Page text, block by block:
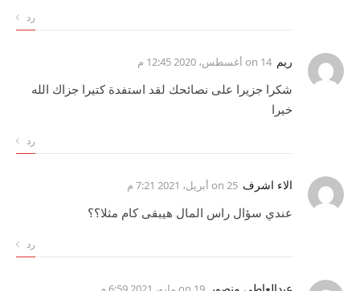
رد
ريم 14 أغسطس، 2020 12:45 م
شكرا جزيرا على نصائحك لقد استفدة كتيرا جزاك الله
خيرا
رد
الاء اشرف 25 أبريل، 2021 7:21 م
عندي سؤال راس المال هيبقى كام مثلا؟؟
رد